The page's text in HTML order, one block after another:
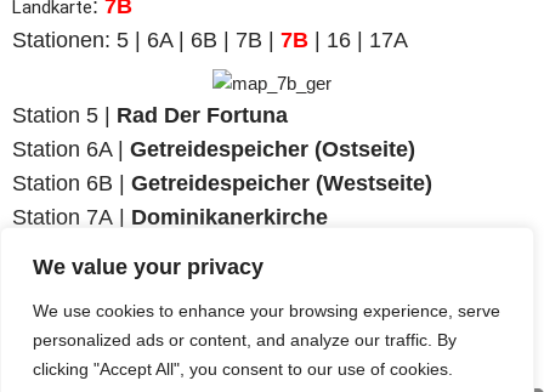
We value your privacy
We use cookies to enhance your browsing experience, serve
personalized ads or content, and analyze our traffic. By
clicking "Accept All", you consent to our use of cookies.
Landkarte: 7B
Stationen: 5 | 6A | 6B | 7B | 7B | 16 | 17A
Station 5 | Rad Der Fortuna
Station 6A | Getreidespeicher (Ostseite)
Station 6B | Getreidespeicher (Westseite)
Station 7A | Dominikanerkirche
Stadtpark
Station 17A |Neumarkter Tor